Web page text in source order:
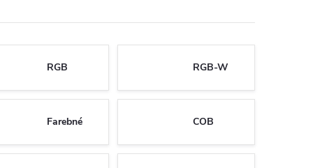
RGB RGB-W
Farebné COB